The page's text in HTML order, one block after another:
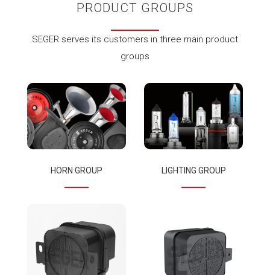
PRODUCT GROUPS
SEGER serves its customers in three main product
groups
HORN GROUP LIGHTING GROUP